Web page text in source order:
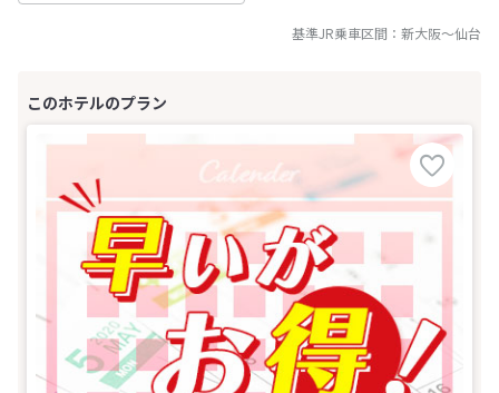
基準JR乗車区間： 新大阪～仙台